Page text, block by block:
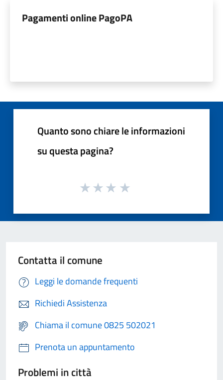
Pagamenti online PagoPA
Quanto sono chiare le informazioni
su questa pagina?
Contatta il comune
Leggi le domande frequenti
Richiedi Assistenza
Chiama il comune 0825 502021
Prenota un appuntamento
Problemi in città